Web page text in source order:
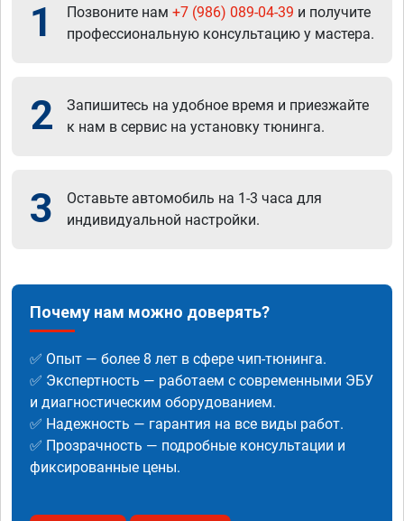
1 Позвоните нам +7 (986) 089-04-39 и получите
профессиональную консультацию у мастера.
2
Запишитесь на удобное время и приезжайте
к нам в сервис на установку тюнинга.
3
Оставьте автомобиль на 1-3 часа для
индивидуальной настройки.
Почему нам можно доверять?
✅ Опыт — более 8 лет в сфере чип-тюнинга.
✅ Экспертность — работаем с современными ЭБУ
и диагностическим оборудованием.
✅ Надежность — гарантия на все виды работ.
✅ Прозрачность — подробные консультации и
фиксированные цены.